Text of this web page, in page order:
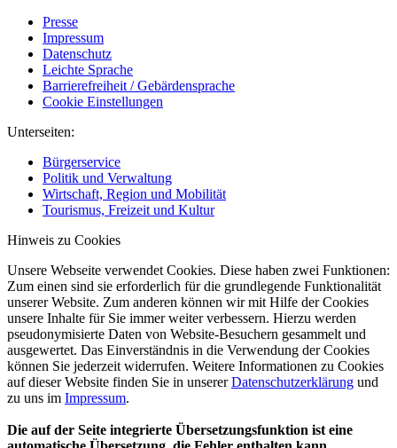
Presse
Impressum
Datenschutz
Leichte Sprache
Barrierefreiheit / Gebärdensprache
Cookie Einstellungen
Unterseiten:
Bürgerservice
Politik und Verwaltung
Wirtschaft, Region und Mobilität
Tourismus, Freizeit und Kultur
Hinweis zu Cookies
Unsere Webseite verwendet Cookies. Diese haben zwei Funktionen:
Zum einen sind sie erforderlich für die grundlegende Funktionalität
unserer Website. Zum anderen können wir mit Hilfe der Cookies
unsere Inhalte für Sie immer weiter verbessern. Hierzu werden
pseudonymisierte Daten von Website-Besuchern gesammelt und
ausgewertet. Das Einverständnis in die Verwendung der Cookies
können Sie jederzeit widerrufen. Weitere Informationen zu Cookies
auf dieser Website finden Sie in unsererDatenschutzerklärung und
zu uns im Impressum.
Die auf der Seite integrierte Übersetzungsfunktion ist eine